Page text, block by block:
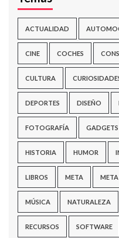
ACTUALIDAD
CINE COCHES
CULTURA
DEPORTES DISEÑO
FOTOGRAFÍA GADGETS
HISTORIA HUMOR
LIBROS META
MÚSICA NATURALEZA
RECURSOS SOFTWARE